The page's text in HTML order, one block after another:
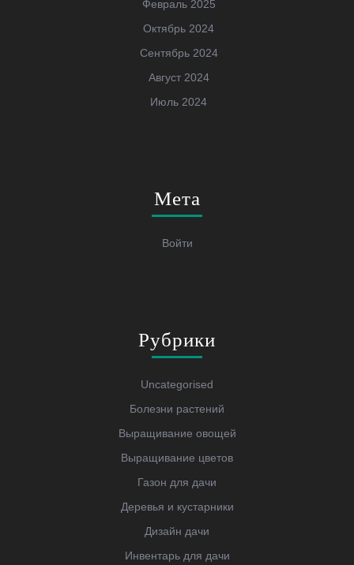
Февраль 2025
Октябрь 2024
Сентябрь 2024
Август 2024
Июль 2024
Мета
Войти
Рубрики
Uncategorised
Болезни растений
Выращивание овощей
Выращивание цветов
Газон для дачи
Деревья и кустарники
Дизайн дачи
Инвентарь для дачи